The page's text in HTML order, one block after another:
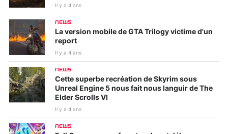
Il y a 4 ans
NEWS
La version mobile de GTA Trilogy victime d'un
report
Il y a 4 ans
NEWS
Cette superbe recréation de Skyrim sous
Unreal Engine 5 nous fait nous languir de The
Elder Scrolls VI
Il y a 4 ans
NEWS